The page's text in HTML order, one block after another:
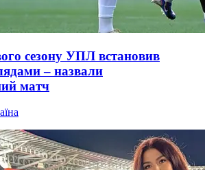
сезону УПЛ встановив
– назвали
матч